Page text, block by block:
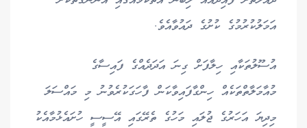
އަމަލުކުރުމުގެ ކުށުގެ ދައުވާއެވެ.
އުސޫލުތަކާއި ހިލާފަށް ގިނަ އަދަދެއްގެ ފައިސާގެ
މުއާމަލާތްތަކެއް ހިންގާފައިވާކަން ފާހަގަކުރެވުނު މި މައްސަލަ
މިދިޔަ އަހަރުގެ ޖުލައި މަހުގެ ތެރޭގައި އޭސީސީ ހުށައެޅުމާއެކު